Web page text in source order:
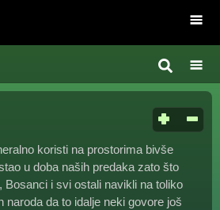
koristi na prostorima bivše
u doba naših predaka zato što
i svi ostali navikli na toliko
naroda da to idalje neki govore još